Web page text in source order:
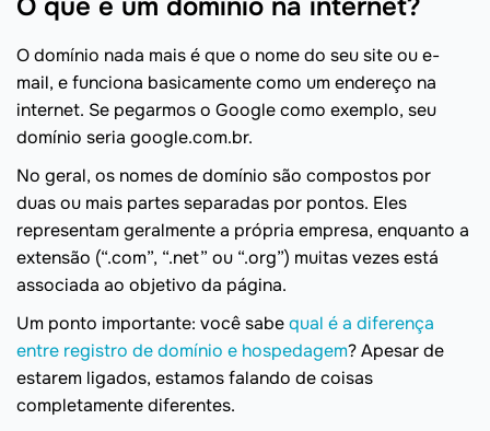
O que é um domínio na internet?
O domínio nada mais é que o nome do seu site ou e-
mail, e funciona basicamente como um endereço na
internet. Se pegarmos o Google como exemplo, seu
domínio seria google.com.br.
No geral, os nomes de domínio são compostos por
duas ou mais partes separadas por pontos. Eles
representam geralmente a própria empresa, enquanto a
extensão (“.com”, “.net” ou “.org”) muitas vezes está
associada ao objetivo da página.
Um ponto importante: você sabequal é a diferença
entre registro de domínio e hospedagem? Apesar de
estarem ligados, estamos falando de coisas
completamente diferentes.